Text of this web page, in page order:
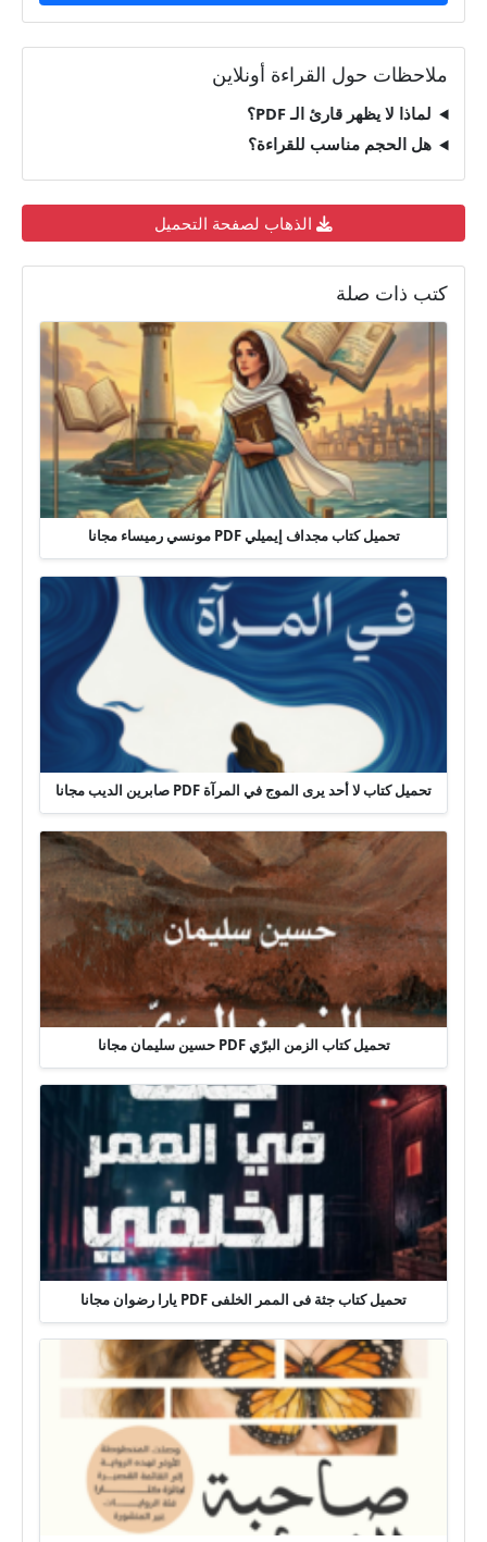
ملاحظات حول القراءة أونلاين
لماذا لا يظهر قارئ الـ PDF؟
هل الحجم مناسب للقراءة؟
الذهاب لصفحة التحميل
كتب ذات صلة
تحميل كتاب مجداف إيميلي PDF مونسي رميساء مجانا
تحميل كتاب لا أحد يرى الموج في المرآة PDF صابرين الديب مجانا
تحميل كتاب الزمن البرّي PDF حسين سليمان مجانا
تحميل كتاب جثة فى الممر الخلفى PDF يارا رضوان مجانا